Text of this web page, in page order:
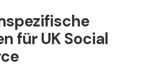
für UK Social